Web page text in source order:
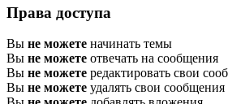
Права доступа
Вы не можете начинать темы
Вы не можете отвечать на сообщения
Вы не можете редактировать свои
Вы не можете удалять свои сообщения